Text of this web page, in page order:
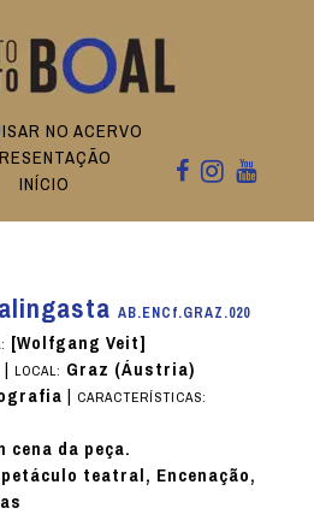
NO ACERVO
INÍCIO
AB.ENCf.GRAZ.020
[Wolfgang Veit]
| LOCAL: Graz (Áustria)
| CARACTERÍSTICAS:
cena da peça.
teatral, Encenação,